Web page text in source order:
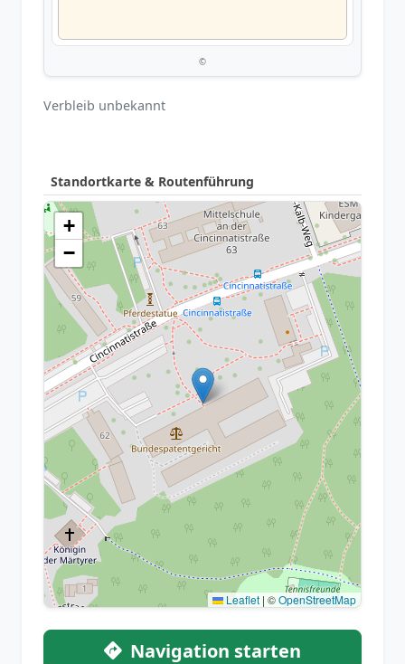
©
Verbleib unbekannt
Standortkarte & Routenführung
+
−
Leaflet | ©OpenStreetMap
Navigation starten